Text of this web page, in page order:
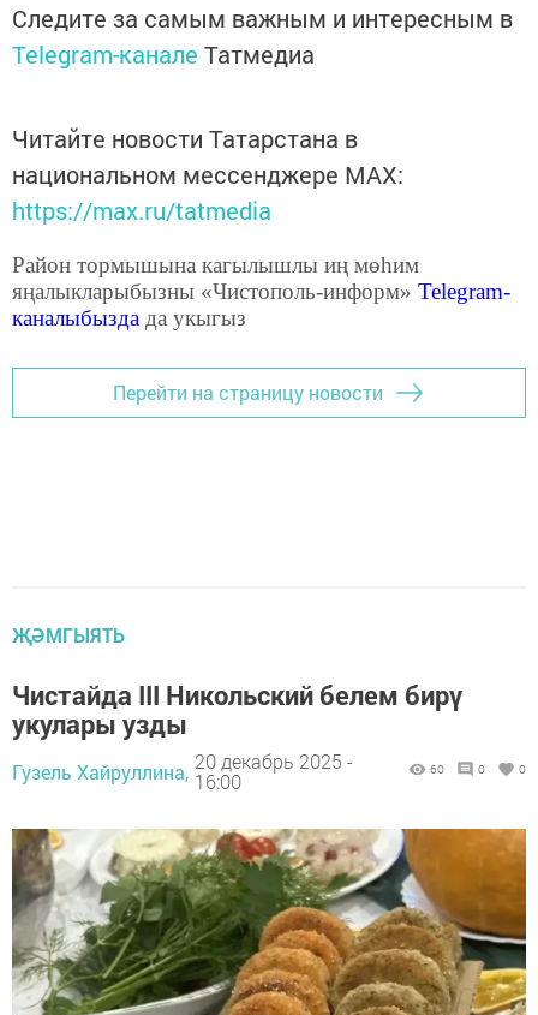
Следите за самым важным и интересным в
Telegram-канале Татмедиа
Читайте новости Татарстана в
национальном мессенджере MАХ:
https://max.ru/tatmedia
Район тормышына кагылышлы иң мөһим
яңалыкларыбызны «Чистополь-информ» Telegram-
каналыбызда да укыгыз
Перейти на страницу новости
ҖӘМГЫЯТЬ
Чистайда III Никольский белем бирү
укулары узды
Гузель Хайруллина, 20 декабрь 2025 -
16:00
60 0 0